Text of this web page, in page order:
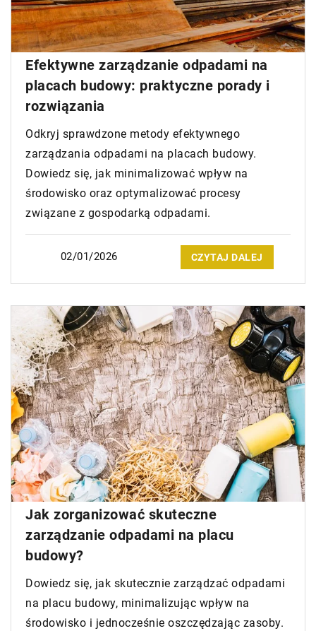
Efektywne zarządzanie odpadami na
placach budowy: praktyczne porady i
rozwiązania
Odkryj sprawdzone metody efektywnego
zarządzania odpadami na placach budowy.
Dowiedz się, jak minimalizować wpływ na
środowisko oraz optymalizować procesy
związane z gospodarką odpadami.
02/01/2026 CZYTAJ DALEJ
Jak zorganizować skuteczne
zarządzanie odpadami na placu
budowy?
Dowiedz się, jak skutecznie zarządzać odpadami
na placu budowy, minimalizując wpływ na
środowisko i jednocześnie oszczędzając zasoby.